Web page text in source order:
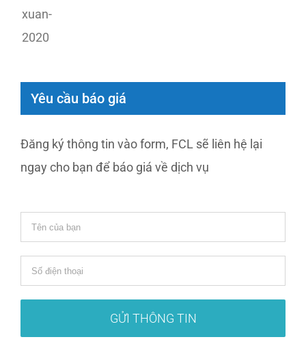
Yêu cầu báo giá
Đăng ký thông tin vào form, FCL sẽ liên hệ lại
ngay cho bạn để báo giá về dịch vụ